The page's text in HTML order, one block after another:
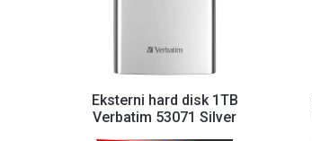
Eksterni hard disk 1TB
Verbatim 53071 Silver